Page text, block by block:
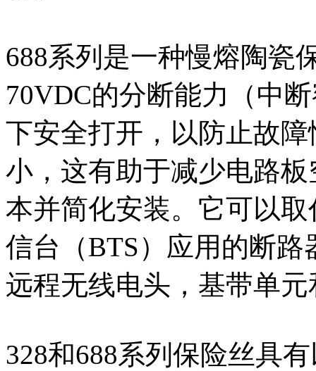
688系列是一种慢熔陶瓷
70VDC的分断能力（中
下安全打开，以防止故
小，这有助于减少电路
本并简化安装。它可以
信台（BTS）应用的断
远程无线电头，基带单
328和688系列保险丝具